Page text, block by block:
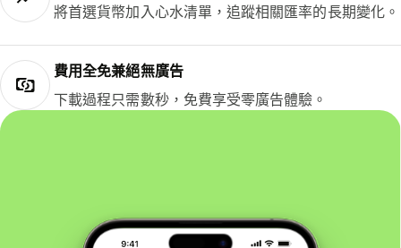
將首選貨幣加入心水清單，追蹤相關匯率的長期變化。
費用全免兼絕無廣告
下載過程只需數秒，免費享受零廣告體驗。